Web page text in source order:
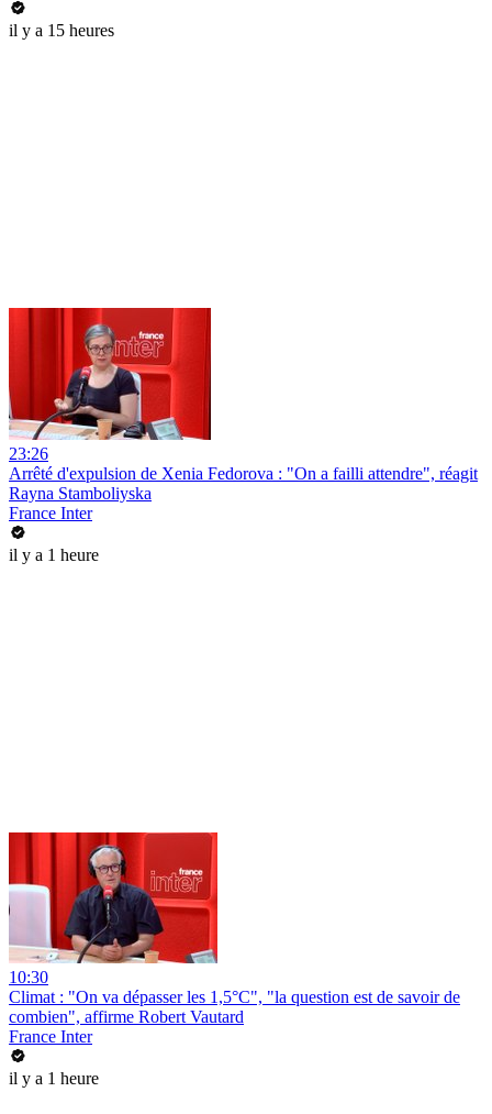
il y a 15 heures
23:26
Arrêté d'expulsion de Xenia Fedorova : "On a failli attendre", réagit
Rayna Stamboliyska
France Inter
il y a 1 heure
10:30
Climat : "On va dépasser les 1,5°C", "la question est de savoir de
combien", affirme Robert Vautard
France Inter
il y a 1 heure